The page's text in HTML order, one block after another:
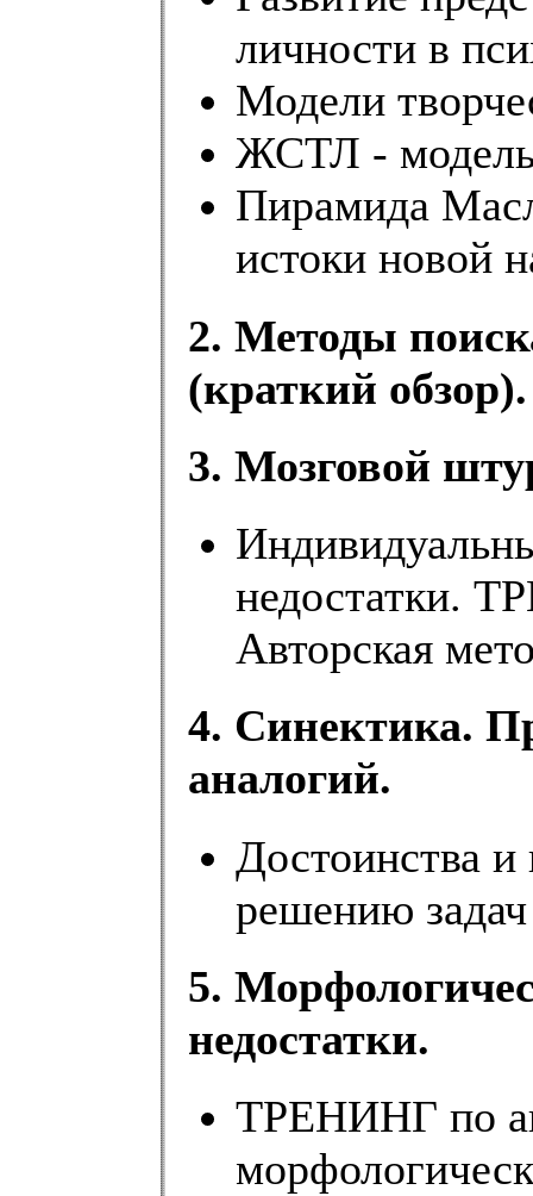
личности в
Модели
ЖСТЛ - модель
Пирамида
истоки новой
2. Методы
(краткий обзор).
3. Мозговой
недостатки.
Авторская
4. Синектика.
аналогий.
Достоинства
решению
5.
недостатки.
ТРЕНИНГ по